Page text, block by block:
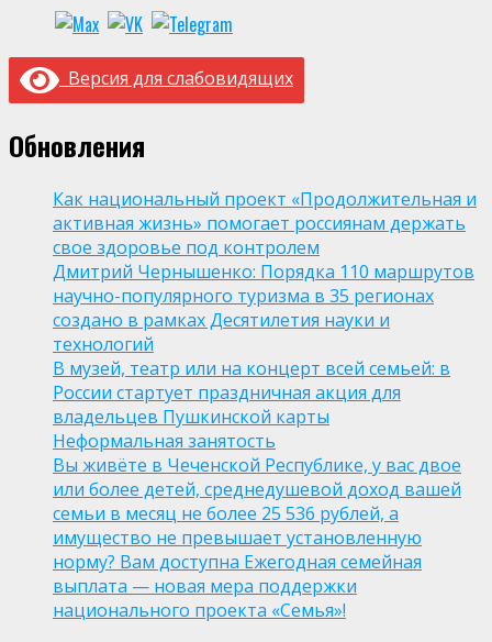
Версия для слабовидящих
Обновления
Как национальный проект «Продолжительная и
активная жизнь» помогает россиянам держать
свое здоровье под контролем
Дмитрий Чернышенко: Порядка 110 маршрутов
научно-популярного туризма в 35 регионах
создано в рамках Десятилетия науки и
технологий
В музей, театр или на концерт всей семьей: в
России стартует праздничная акция для
владельцев Пушкинской карты
Неформальная занятость
Вы живёте в Чеченской Республике, у вас двое
или более детей, среднедушевой доход вашей
семьи в месяц не более 25 536 рублей, а
имущество не превышает установленную
норму? Вам доступна Ежегодная семейная
выплата — новая мера поддержки
национального проекта «Семья»!